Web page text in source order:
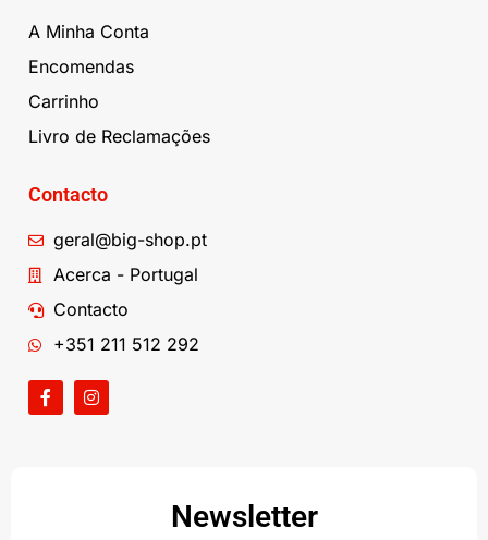
A Minha Conta
Encomendas
Carrinho
Livro de Reclamações
Contacto
geral@big-shop.pt
Acerca - Portugal
Contacto
+351 211 512 292
Newsletter